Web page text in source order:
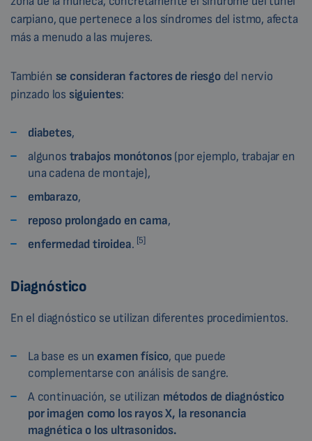
carpiano, que pertenece a los síndromes del istmo, afecta
más a menudo a las mujeres.
También se consideranfactores de riesgodel nervio
pinzado los siguientes:
diabetes,
algunos trabajos monótonos(por ejemplo, trabajar en
una cadena de montaje),
embarazo,
reposo prolongado en cama,
enfermedad tiroidea. [5]
Diagnóstico
En el diagnóstico se utilizan diferentes procedimientos.
La base es un examen físico, que puede
complementarse con análisis de sangre.
A continuación, se utilizan métodos de diagnóstico
por imagen como los rayos X, la resonancia
magnética o los ultrasonidos.